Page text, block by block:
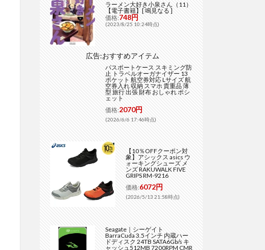
ラーメン大好き小泉さん（11）
【電子書籍】[ 鳴見なる ]
価格:748円
(2023/8/25 10:24時点)
広告:おすすめアイテム
パスポートケース スキミング防
止 トラベルオーガナイザー 13
ポケット 航空券対応 Lサイズ 航
空券入れ 収納 スマホ 貴重品 薄
型 旅行 出張 財布 おしゃれ ポシ
ェット
価格:2070円
(2026/6/6 17:46時点)
【10％OFFクーポン対
象】アシックス asics ウ
ォーキングシューズ メ
ンズ RAKUWALK FIVE
GRIPS RM-9216
価格:6072円
(2026/5/13 21:58時点)
Seagate｜シーゲイト
BarraCuda 3.5インチ 内蔵ハー
ドディスク 24TB SATA6Gb/s キ
ャッシュ512MB 7200RPM CMR